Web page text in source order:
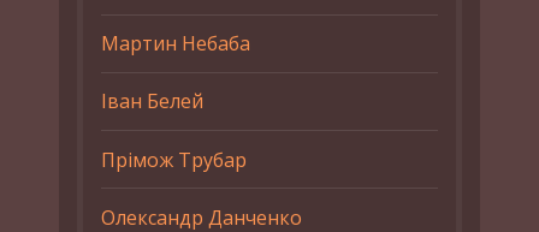
Мартин Небаба
Іван Белей
Прімож Трубар
Олександр Данченко